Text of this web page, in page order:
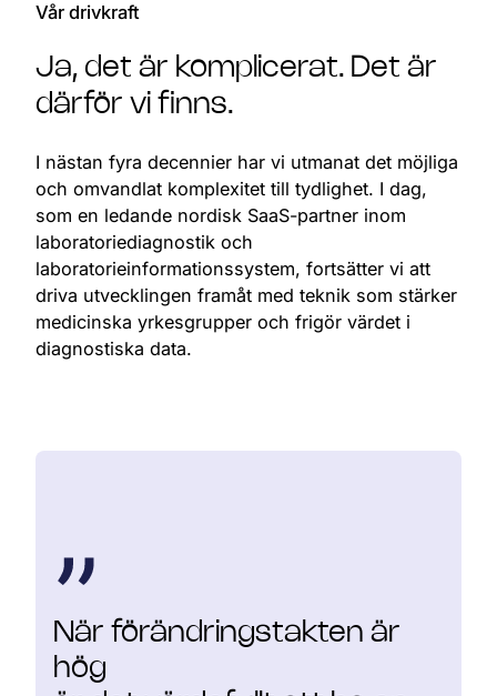
Vår drivkraft
Ja, det är komplicerat. Det är
därför vi finns.
I nästan fyra decennier har vi utmanat det möjliga
och omvandlat komplexitet till tydlighet. I dag,
som en ledande nordisk SaaS-partner inom
laboratoriediagnostik och
laboratorieinformationssystem, fortsätter vi att
driva utvecklingen framåt med teknik som stärker
medicinska yrkesgrupper och frigör värdet i
diagnostiska data.
När förändringstakten är
hög